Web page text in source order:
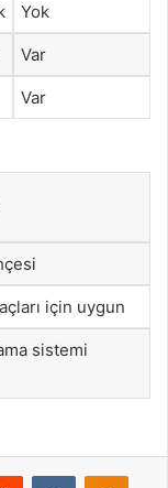
Yok
Var
Var
için uygun
sistemi
Reddit VKontakte